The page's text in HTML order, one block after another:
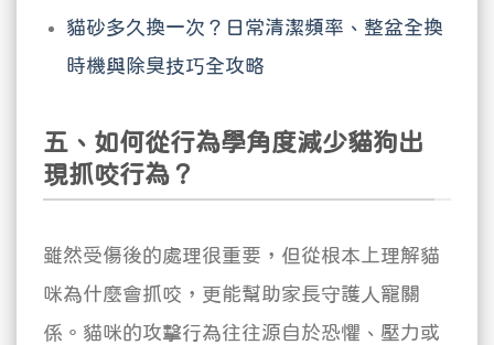
貓砂多久換一次？日常清潔頻率、整盆全換
時機與除臭技巧全攻略
五、如何從行為學角度減少貓狗出
現抓咬行為？
雖然受傷後的處理很重要，但從根本上理解貓
咪為什麼會抓咬，更能幫助家長守護人寵關
係。貓咪的攻擊行為往往源自於恐懼、壓力或